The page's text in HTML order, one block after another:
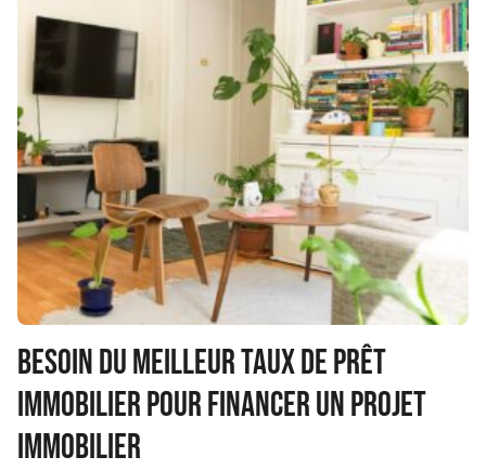
Besoin du meilleur taux de prêt
immobilier pour financer un projet
immobilier